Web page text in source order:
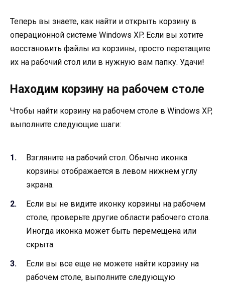
Теперь вы знаете, как найти и открыть корзину в
операционной системе Windows XP. Если вы хотите
восстановить файлы из корзины, просто перетащите
их на рабочий стол или в нужную вам папку. Удачи!
Находим корзину на рабочем столе
Чтобы найти корзину на рабочем столе в Windows XP,
выполните следующие шаги:
Взгляните на рабочий стол. Обычно иконка
корзины отображается в левом нижнем углу
экрана.
Если вы не видите иконку корзины на рабочем
столе, проверьте другие области рабочего стола.
Иногда иконка может быть перемещена или
скрыта.
Если вы все еще не можете найти корзину на
рабочем столе, выполните следующую